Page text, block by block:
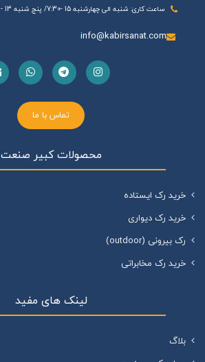
ساعت کاری: شنبه الی چهارشنبه 15 -7:30/ پنج شنبه 13 - 7:30
info@kabirsanat.com
تماس با ما
محصولات کبیر صنعت
خرید رک ایستاده
خرید رک دیواری
رک بیرونی (outdoor)
خرید رک مخابراتی
لینک های مفید
بلاگ